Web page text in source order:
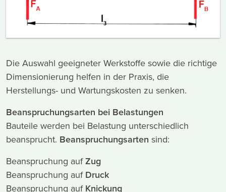
Die Auswahl geeigneter Werkstoffe sowie die richtige
Dimensionierung helfen in der Praxis, die
Herstellungs- und Wartungskosten zu senken.
Beanspruchungsarten bei Belastungen
Bauteile werden bei Belastung unterschiedlich
beansprucht. Beanspruchungsarten sind:
Beanspruchung aufZug
Beanspruchung auf Druck
Beanspruchung auf Knickung